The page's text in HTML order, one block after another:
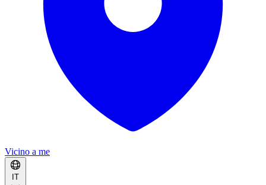
Vicino a me
IT